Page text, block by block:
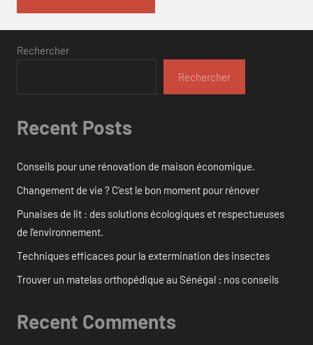
Rechercher
Rechercher
Recent Posts
Conseils pour une rénovation de maison économique.
Changement de vie ? C’est le bon moment pour rénover
Punaises de lit : des solutions écologiques et respectueuses
de l’environnement.
Techniques efficaces pour la extermination des insectes
Trouver un matelas orthopédique au Sénégal : nos conseils
Recent Comments